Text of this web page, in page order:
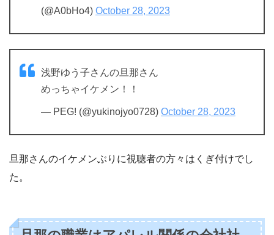
(@A0bHo4) October 28, 2023
浅野ゆう子さんの旦那さん
めっちゃイケメン！！
— PEG! (@yukinojyo0728) October 28, 2023
旦那さんのイケメンぶりに視聴者の方々はくぎ付けでし
た。